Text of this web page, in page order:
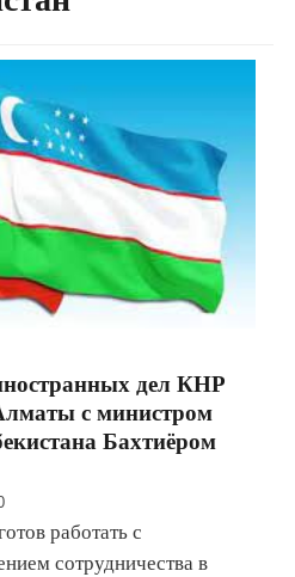
дел КНР
с министром
Бахтиёром
работать с
сотрудничества в